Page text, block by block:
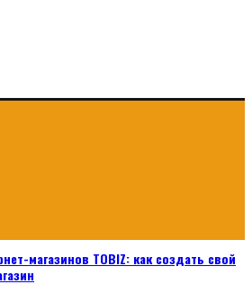
магазинов TOBIZ: как создать свой